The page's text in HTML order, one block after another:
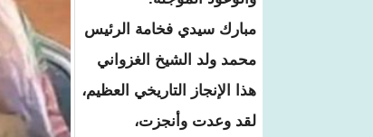
مبارك سيدي فخامة الرئيس
محمد ولد الشيخ الغزواني
هذا الإنجاز التاريخي العظيم،
لقد وعدت وأنجزت،